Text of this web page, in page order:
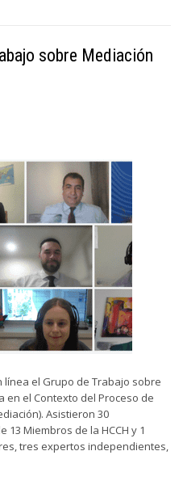
sobre Mediación
línea el Grupo de Trabajo sobre
en el Contexto del Proceso de
Asistieron 30
Miembros de la HCCH y 1
tres expertos independientes,